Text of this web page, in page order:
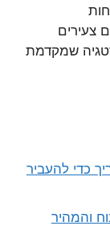
צעירים
שמקדמת
כדי להעביר
והמהיר